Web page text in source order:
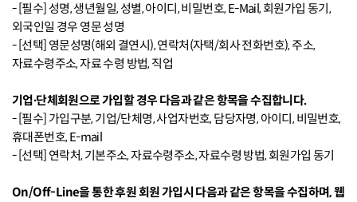
- [필수] 성명, 생년월일, 성별, 아이디, 비밀번호, E-Mail, 회원가입 동기,
외국인일 경우 영문 성명
- [선택] 영문성명(해외 결연시), 연락처(자택/회사 전화번호), 주소,
자료수령주소, 자료 수령 방법, 직업
기업∙단체회원으로 가입할 경우 다음과 같은 항목을 수집합니다.
- [필수] 가입구분, 기업/단체명, 사업자번호, 담당자명, 아이디, 비밀번호,
휴대폰번호, E-mail
- [선택] 연락처, 기본주소, 자료수령주소, 자료수령 방법, 회원가입 동기
On/Off-Line을 통한 후원 회원 가입시 다음과 같은 항목을 수집하며, 웹